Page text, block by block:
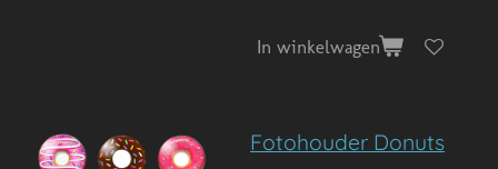
In winkelwagen
Fotohouder Donuts